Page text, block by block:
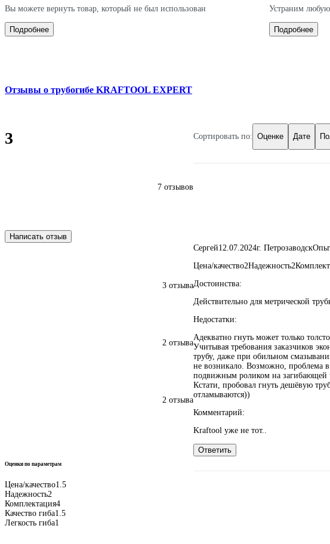
Вы можете вернуть товар, который не был использован
Подробнее
Устраним любую
Подробнее
Отзывы о трубогибе KRAFTOOL EXPERT
3
7 отзывов
Написать отзыв
3 отзыва
2 отзыва
2 отзыва
Оценки по параметрам
Цена/качество1.5
Надежность2
Комплектация4
Качество гиба1.5
Легкость гиба1
Сортировать по: Оценке Дате
Сергей12.07.2024г. Петрозаводск
Цена/качество2Надежность2
Достоинства:
Действительно для метрической
Недостатки:
Адекватно гнуть может только
Учитывая требования заказчиков
трубу, даже при обильном
не возникало. Возможно, проблема
подвижным роликом на загибающей
Кстати, пробовал гнуть дешёвую
отламываются))
Комментарий:
Kraftool уже не тот..
Ответить